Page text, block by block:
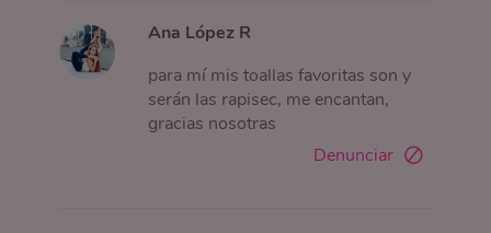
Ana López R
para mí mis toallas favoritas son y
serán las rapisec, me encantan,
gracias nosotras
Denunciar